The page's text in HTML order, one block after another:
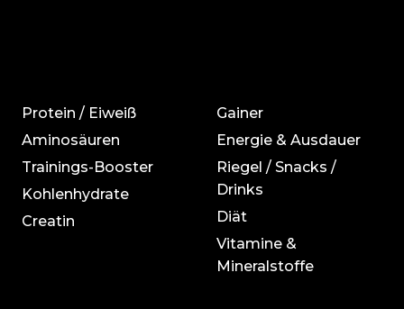
Protein / Eiweiß
Aminosäuren
Trainings-Booster
Kohlenhydrate
Creatin
Gainer
Energie & Ausdauer
Riegel / Snacks /
Drinks
Diät
Vitamine &
Mineralstoffe